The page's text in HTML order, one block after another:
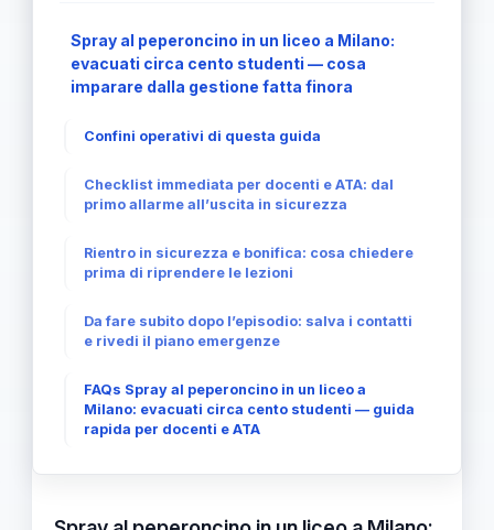
Spray al peperoncino in un liceo a Milano:
evacuati circa cento studenti — cosa
imparare dalla gestione fatta finora
Confini operativi di questa guida
Checklist immediata per docenti e ATA: dal
primo allarme all’uscita in sicurezza
Rientro in sicurezza e bonifica: cosa chiedere
prima di riprendere le lezioni
Da fare subito dopo l’episodio: salva i contatti
e rivedi il piano emergenze
FAQs Spray al peperoncino in un liceo a
Milano: evacuati circa cento studenti — guida
rapida per docenti e ATA